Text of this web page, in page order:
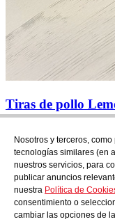
Nosotros y terceros,
tecnologías similares (en
nuestros servicios, para
publicar anuncios
nuestra Política de
consentimiento o
cambiar las opciones de
Tiras de pollo
negra